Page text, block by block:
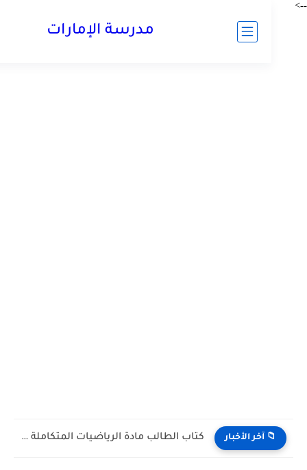
مدرسة الإمارات
آخر الأخبار كتاب الطالب مادة الرياضيات المتكاملة الصف التاسع Bridge متقدم الفصل...